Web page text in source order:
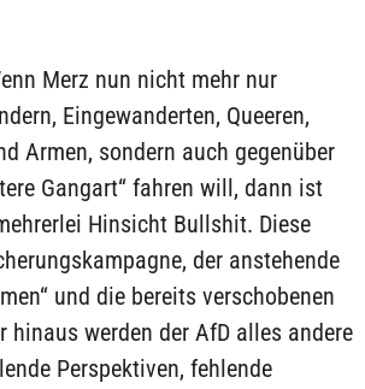
Merz nun nicht mehr nur
Eingewanderten, Queeren,
Armen, sondern auch gegenüber
Gangart“ fahren will, dann ist
Hinsicht Bullshit. Diese
der anstehende
und die bereits verschobenen
hinaus werden der AfD alles andere
Perspektiven, fehlende